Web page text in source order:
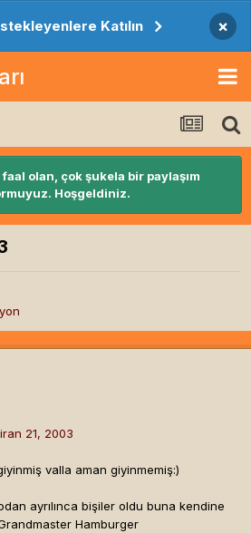
Katılın ×
olan, çok şukela bir paylaşım
Hoşgeldiniz.
21, 2003
valla aman giyinmemiş:)
ayrılınca bişiler oldu buna kendine
Hamburger